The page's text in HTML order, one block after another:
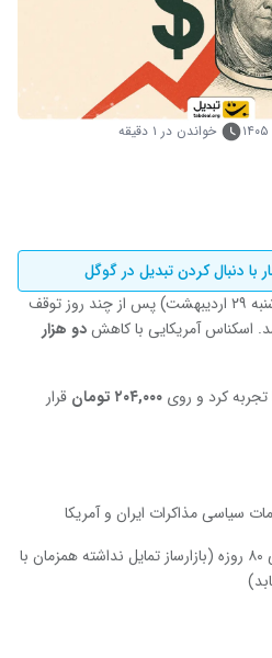
خواندن در ۱ دقیقه
با دنبال کردن تبدیل در گوگل
قیمت دلار در معاملات امروز (سه‌شنبه ۲۹ اردیبهشت) پس از چند روز توقف
دو هزار
کرد و روی ۲۰۴,۰۰۰ تومان
قرار
سیاسی مذاکرات ایران و آمریکا
بازگشایی بورس پس از تعطیلی ۸۰ روزه (بازارساز تمایل نداشته همزمان با